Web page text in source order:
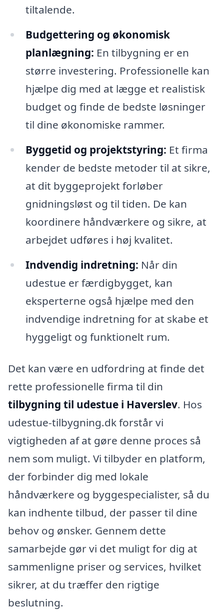
tiltalende.
Budgettering og økonomisk
planlægning: En tilbygning er en
større investering. Professionelle kan
hjælpe dig med at lægge et realistisk
budget og finde de bedste løsninger
til dine økonomiske rammer.
Byggetid og projektstyring: Et firma
kender de bedste metoder til at sikre,
at dit byggeprojekt forløber
gnidningsløst og til tiden. De kan
koordinere håndværkere og sikre, at
arbejdet udføres i høj kvalitet.
Indvendig indretning: Når din
udestue er færdigbygget, kan
eksperterne også hjælpe med den
indvendige indretning for at skabe et
hyggeligt og funktionelt rum.
Det kan være en udfordring at finde det
rette professionelle firma til din
tilbygning til udestue i Haverslev. Hos
udestue-tilbygning.dk forstår vi
vigtigheden af at gøre denne proces så
nem som muligt. Vi tilbyder en platform,
der forbinder dig med lokale
håndværkere og byggespecialister, så du
kan indhente tilbud, der passer til dine
behov og ønsker. Gennem dette
samarbejde gør vi det muligt for dig at
sammenligne priser og services, hvilket
sikrer, at du træffer den rigtige
beslutning.